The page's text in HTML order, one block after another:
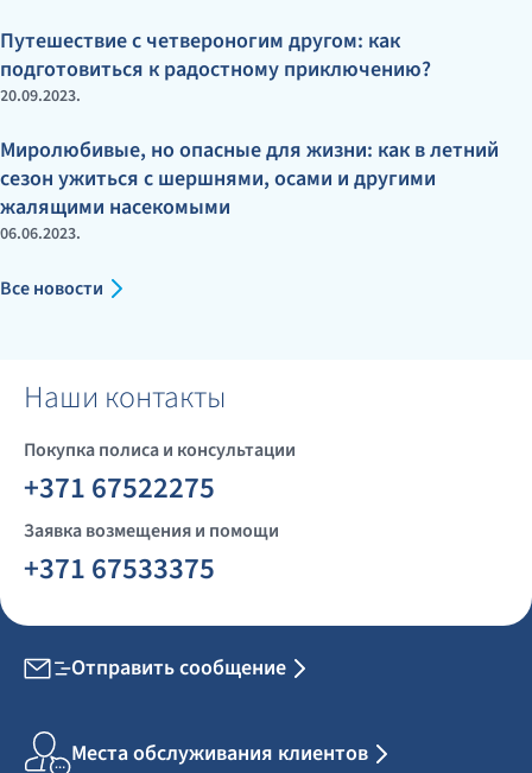
Путешествие с четвероногим другом: как
подготовиться к радостному приключению?
20.09.2023.
Миролюбивые, но опасные для жизни: как в летний
сезон ужиться с шершнями, осами и другими
жалящими насекомыми
06.06.2023.
Все новости
Наши контакты
Покупка полиса и консультации
+371 67522275
Заявка возмещения и помощи
+371 67533375
Отправить сообщение
Места обслуживания клиентов